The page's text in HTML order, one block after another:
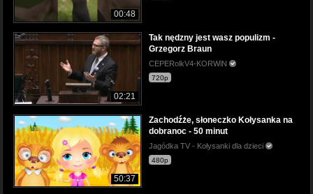
00:48
02:21
Tak nędzny jest wasz populizm -
Grzegorz Braun
CEPERolkV4-KORWiN
720p
50:37
Zachodźże, słoneczko Kołysanka na
dobranoc - 50 minut
Jagódka TV - Kołysanki dla dzieci
480p